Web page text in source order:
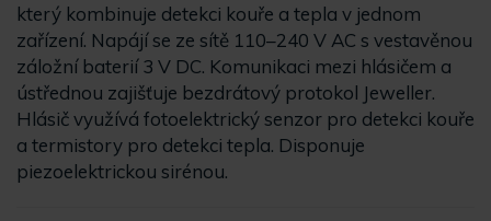
který kombinuje detekci kouře a tepla v jednom
zařízení. Napájí se ze sítě 110–240 V AC s vestavěnou
záložní baterií 3 V DC. Komunikaci mezi hlásičem a
ústřednou zajišťuje bezdrátový protokol Jeweller.
Hlásič využívá fotoelektrický senzor pro detekci kouře
a termistory pro detekci tepla. Disponuje
piezoelektrickou sirénou.